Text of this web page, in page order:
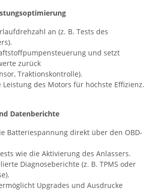
an (z. B. Tests des
und setzt
zurück
Traktionskontrolle).
des Motors für höchste Effizienz.
Datenberichte
Batteriespannung direkt über den OBD-
wie die Aktivierung des Anlassers.
Diagnoseberichte (z. B. TPMS oder
Upgrades und Ausdrucke